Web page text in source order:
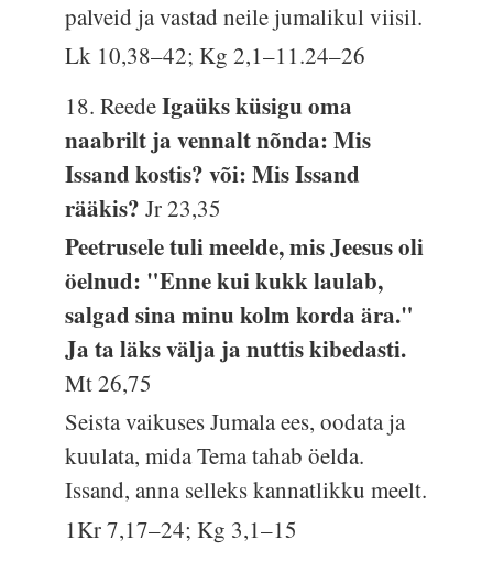
palveid ja vastad neile jumalikul viisil.
Lk 10,38–42; Kg 2,1–11.24–26
18. ReedeIgaüks küsigu oma
naabrilt ja vennalt nõnda: Mis
Issand kostis? või: Mis Issand
rääkis?Jr 23,35
Peetrusele tuli meelde, mis Jeesus oli
öelnud: "Enne kui kukk laulab,
salgad sina minu kolm korda ära."
Ja ta läks välja ja nuttis kibedasti.
Mt 26,75
Seista vaikuses Jumala ees, oodata ja
kuulata, mida Tema tahab öelda.
Issand, anna selleks kannatlikku meelt.
1Kr 7,17–24; Kg 3,1–15